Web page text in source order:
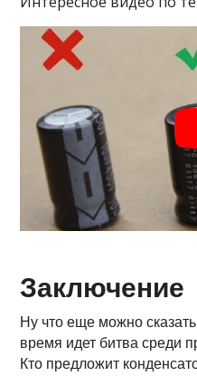
Заключение
Ну что еще можно
время идет битва среди
Кто предложит